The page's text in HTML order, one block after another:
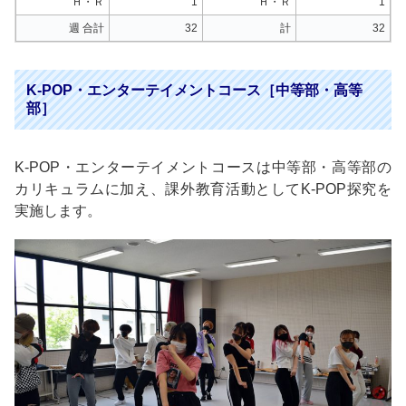
週 合計 32 計 32
K-POP・エンターテイメントコース［中等部・高等
部］
K-POP・エンターテイメントコースは中等部・高等部の
カリキュラムに加え、課外教育活動としてK-POP探究を
実施します。